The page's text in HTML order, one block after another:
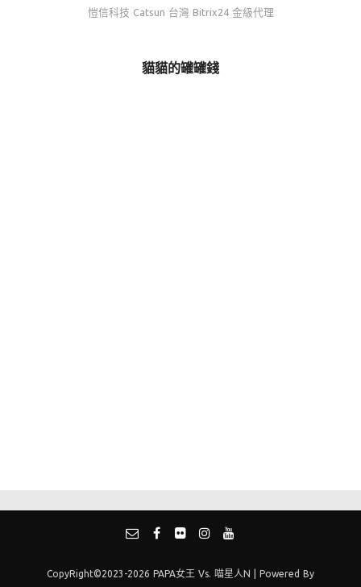
愷信科技 Catsun 台灣 Bitrix24 金級代理
貓貓的罐罐錢
CopyRight©2023-2026 PAPA女王 Vs. 喵星人N | Powered By